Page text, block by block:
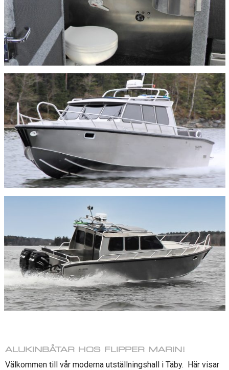
ALUKINBÅTAR HOS FLIPPER MARIN!
Välkommen till vår moderna utställningshall i Täby. Här visar